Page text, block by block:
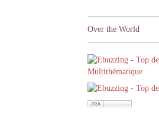
Over the World